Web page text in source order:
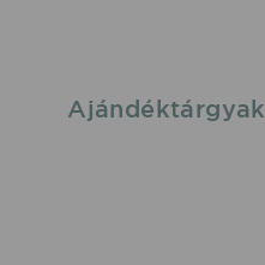
Ajándéktárgyak